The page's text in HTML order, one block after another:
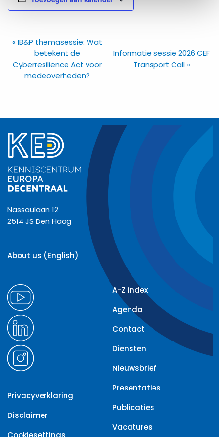
Evenement
Navigatie
« IB&P themasessie: Wat
betekent de
Cyberresilience Act voor
medeoverheden?
Informatie sessie 2026 CEF
Transport Call »
Nassaulaan 12
2514 JS Den Haag
About us (English)
Privacyverklaring
Disclaimer
Cookiesettings
A-Z index
Agenda
Contact
Diensten
Nieuwsbrief
Presentaties
Publicaties
Vacatures